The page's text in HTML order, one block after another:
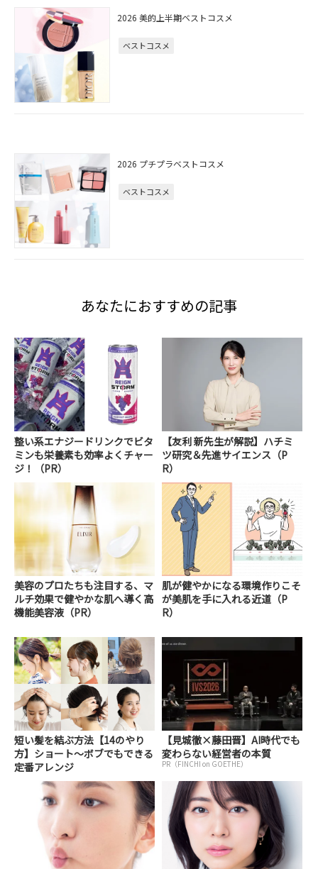
2026 美的上半期ベストコスメ
ベストコスメ
2026 プチプラベストコスメ
ベストコスメ
あなたにおすすめの記事
整い系エナジードリンクでビタ
ミンも栄養素も効率よくチャー
ジ！（PR）
【友利 新先生が解説】ハチミ
ツ研究＆先進サイエンス（P
R）
美容のプロたちも注目する、マ
ルチ効果で健やかな肌へ導く高
機能美容液（PR）
肌が健やかになる環境作りこそ
が美肌を手に入れる近道（P
R）
短い髪を結ぶ方法【14のやり
方】ショート～ボブでもできる
定番アレンジ
【見城徹×藤田晋】AI時代でも
変わらない経営者の本質
PR（FINCHI on GOETHE）